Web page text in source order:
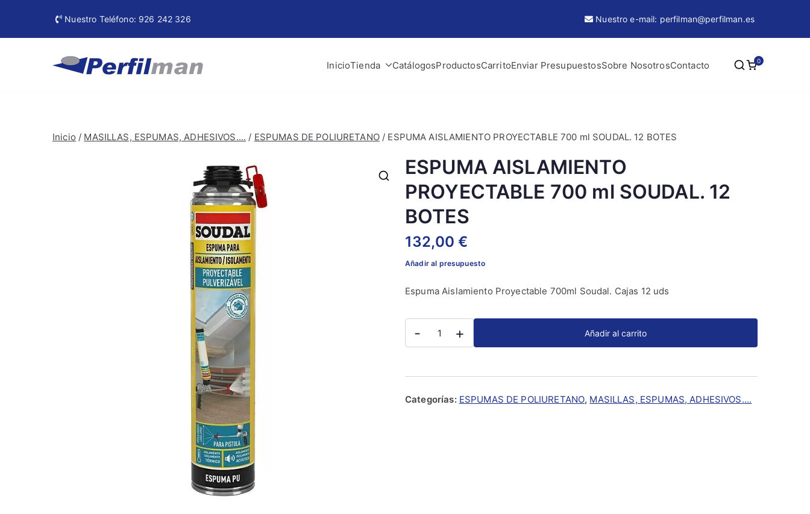
Nuestro Teléfono: 926 242 326 Nuestro e-mail: perfilman@perfilman.es
InicioTienda CatálogosProductosCarritoEnviar PresupuestosSobre NosotrosContacto 0
Inicio / MASILLAS, ESPUMAS, ADHESIVOS.... / ESPUMAS DE POLIURETANO/ ESPUMA AISLAMIENTO PROYECTABLE 700 ml SOUDAL. 12 BOTES
ESPUMA AISLAMIENTO
PROYECTABLE 700 ml SOUDAL. 12
BOTES
132,00€
Espuma Aislamiento Proyectable 700ml Soudal. Cajas 12 uds
- + Añadir al carrito
Añadir al presupuesto
Categorías: ESPUMAS DE POLIURETANO, MASILLAS, ESPUMAS, ADHESIVOS....